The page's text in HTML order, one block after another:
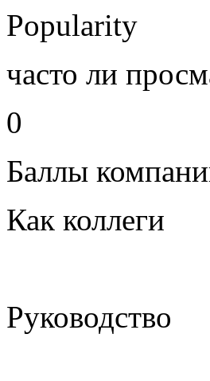
Popularity
часто ли
0
Баллы
Как коллеги
Руководство